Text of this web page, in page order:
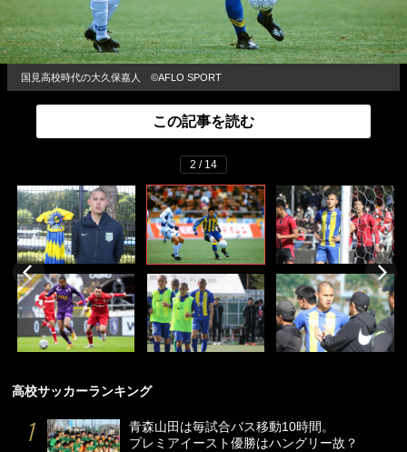
国見高校時代の大久保嘉人 ©︎AFLO SPORT
この記事を読む
2 / 14
高校サッカーランキング
青森山田は毎試合バス移動10時間。
プレミアイースト優勝はハングリー故？